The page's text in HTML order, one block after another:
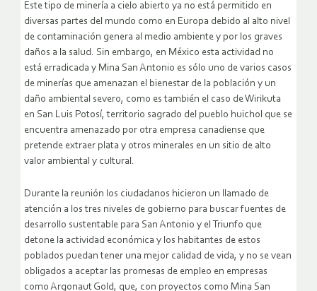
Este tipo de minería a cielo abierto ya no está permitido en
diversas partes del mundo como en Europa debido al alto nivel
de contaminación genera al medio ambiente y por los graves
daños a la salud. Sin embargo, en México esta actividad no
está erradicada y Mina San Antonio es sólo uno de varios casos
de minerías que amenazan el bienestar de la población y un
daño ambiental severo, como es también el caso de Wirikuta
en San Luis Potosí, territorio sagrado del pueblo huichol que se
encuentra amenazado por otra empresa canadiense que
pretende extraer plata y otros minerales en un sitio de alto
valor ambiental y cultural.
Durante la reunión los ciudadanos hicieron un llamado de
atención a los tres niveles de gobierno para buscar fuentes de
desarrollo sustentable para San Antonio y el Triunfo que
detone la actividad económica y los habitantes de estos
poblados puedan tener una mejor calidad de vida, y no se vean
obligados a aceptar las promesas de empleo en empresas
como Argonaut Gold, que, con proyectos como Mina San